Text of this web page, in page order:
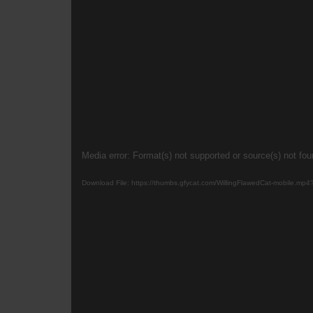
Video
Media error: Format(s) not supported or source(s) not
Download File: https://thumbs.gfycat.com/WillingFlawedCat-